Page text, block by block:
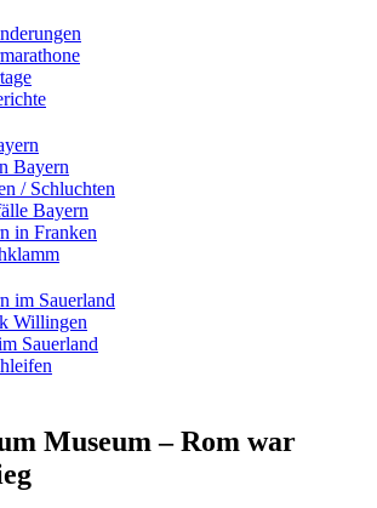
Bayern
/ Schluchten
Bayern
in Franken
im Sauerland
Willingen
Sauerland
Museum – Rom war